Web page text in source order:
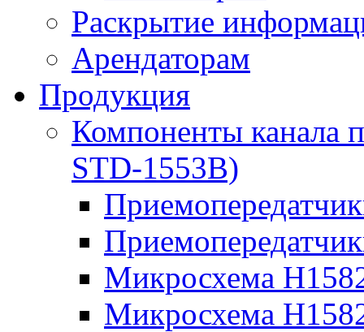
Раскрытие
Арендаторам
Продукция
Компоненты
STD-1553B)
Микросхема
Микросхема